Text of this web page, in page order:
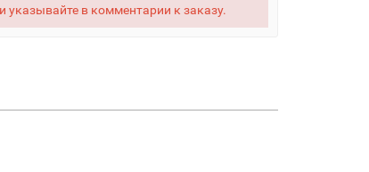
указывайте в комментарии к заказу.